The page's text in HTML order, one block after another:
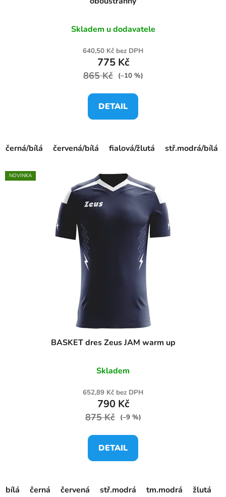
Skladem u dodavatele
640,50 Kč bez DPH
775 Kč
865 Kč (–10 %)
DETAIL
černá/bílá červená/bílá fialová/žlutá stř.modrá/bílá
NOVINKA
BASKET dres Zeus JAM warm up
Skladem
652,89 Kč bez DPH
790 Kč
875 Kč (–9 %)
DETAIL
bílá černá červená stř.modrá tm.modrá žlutá